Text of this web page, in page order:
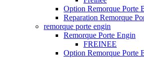
Option Remorque Porte
Reparation Remorque
remorque porte engin
Remorque Porte Engin
FREINEE
Option Remorque Porte